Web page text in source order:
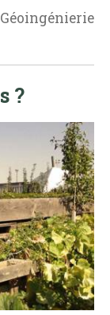
Géoingénierie
?